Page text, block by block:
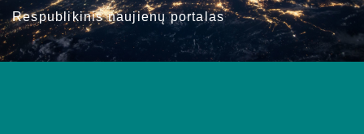
Respublikinis naujienų portalas